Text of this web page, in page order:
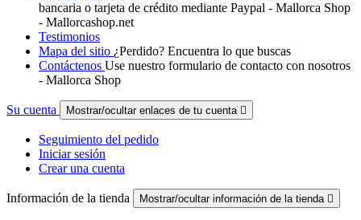
bancaria o tarjeta de crédito mediante Paypal - Mallorca Shop
- Mallorcashop.net
Testimonios
Mapa del sitio ¿Perdido? Encuentra lo que buscas
Contáctenos Use nuestro formulario de contacto con nosotros
- Mallorca Shop
Su cuenta Mostrar/ocultar enlaces de tu cuenta 
Seguimiento del pedido
Iniciar sesión
Crear una cuenta
Información de la tienda Mostrar/ocultar información de la tienda 